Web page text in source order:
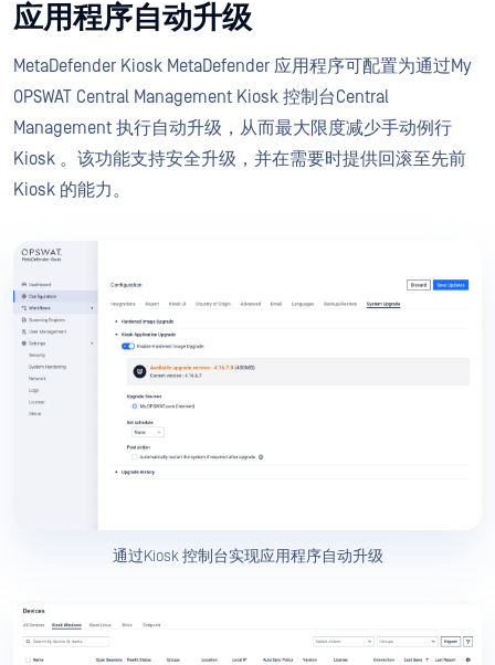
应用程序自动升级
MetaDefender Kiosk MetaDefender 应用程序可配置为通过My
OPSWAT Central Management Kiosk 控制台Central
Management 执行自动升级，从而最大限度减少手动例行
Kiosk 。该功能支持安全升级，并在需要时提供回滚至先前
Kiosk 的能力。
通过Kiosk 控制台实现应用程序自动升级